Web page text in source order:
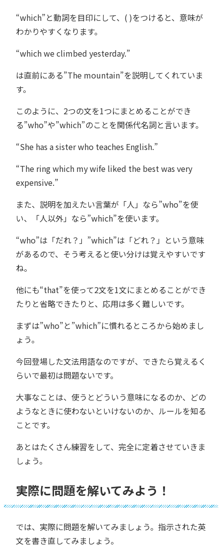
“which”と動詞を目印にして、( )をつけると、意味が
わかりやすくなります。
“which we climbed yesterday.”
は直前にある”The mountain”を説明してくれていま
す。
このように、2つの文を1つにまとめることができ
る”who”や”which”のことを関係代名詞と言います。
“She has a sister who teaches English.”
“The ring which my wife liked the best was very
expensive.”
また、説明を加えたい言葉が「人」なら”who”を使
い、「人以外」なら”which”を使います。
“who”は「だれ？」”which”は「どれ？」という意味
があるので、そう考えると使い分けは覚えやすいです
ね。
他にも“that”を使って2文を1文にまとめることができ
たりと省略できたりと、応用は多く難しいです。
まずは”who”と”which”に慣れるところから始めまし
ょう。
今回登場した文法用語なのですが、できたら覚えるく
らいで最初は問題ないです。
大事なことは、使うとどういう意味になるのか、どの
ようなときに使わないといけないのか、ルールを知る
ことです。
あとはたくさん練習をして、完全に定着させていきま
しょう。
実際に問題を解いてみよう！
では、実際に問題を解いてみましょう。指示された英
文を書き直してみましょう。